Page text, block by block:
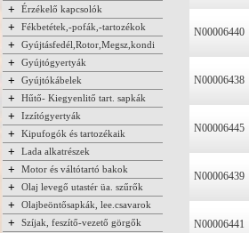
+ Érzékelő kapcsolók
+ Fékbetétek,-pofák,-tartozékok
+ Gyújtásfedél,Rotor,Megsz,kondi
+ Gyújtógyertyák
+ Gyújtókábelek
+ Hűtő- Kiegyenlitő tart. sapkák
+ Izzítógyertyák
+ Kipufogók és tartozékaik
+ Lada alkatrészek
+ Motor és váltótartó bakok
+ Olaj levegő utastér üa. szűrők
+ Olajbeöntősapkák, lee.csavarok
+ Szíjak, feszítő-vezető görgők
N00006440
N00006438
N00006445
N00006439
N00006441